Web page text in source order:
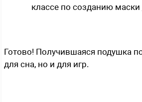
классе по созданию маски
Готово! Получившаяся подушка
для сна, но и для игр.